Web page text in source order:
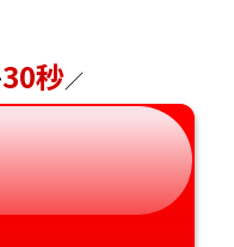
30秒／